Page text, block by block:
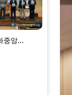
중앙...